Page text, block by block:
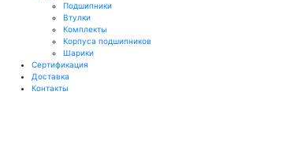
Подшипники
Втулки
Комплекты
Корпуса подшипников
Шарики
Сертификация
Доставка
Контакты